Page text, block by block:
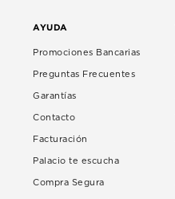
AYUDA
Promociones Bancarias
Preguntas Frecuentes
Garantías
Contacto
Facturación
Palacio te escucha
Compra Segura